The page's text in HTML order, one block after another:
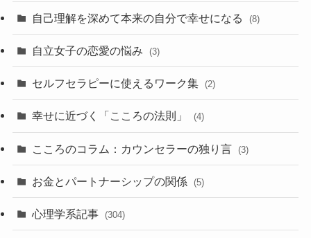
自己理解を深めて本来の自分で幸せになる (8)
自立女子の恋愛の悩み (3)
セルフセラピーに使えるワーク集 (2)
幸せに近づく「こころの法則」 (4)
こころのコラム：カウンセラーの独り言 (3)
お金とパートナーシップの関係 (5)
心理学系記事 (304)